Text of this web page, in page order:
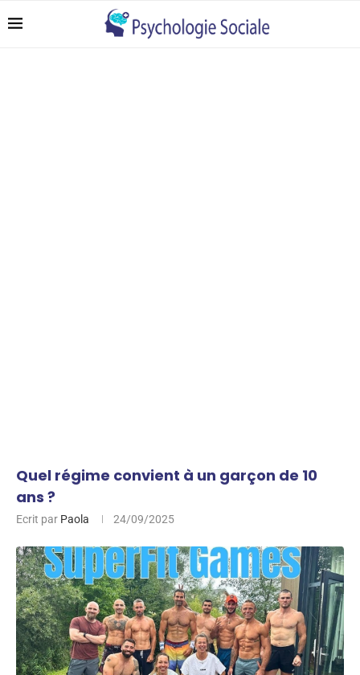
Quel régime convient à un garçon de 10
ans ?
Ecrit par Paola 24/09/2025